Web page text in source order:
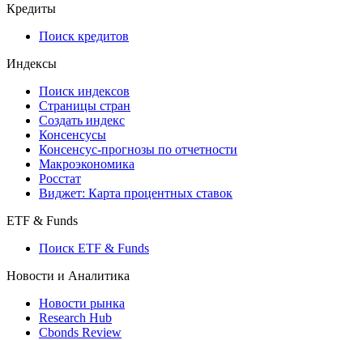
Кредиты
Поиск кредитов
Индексы
Поиск индексов
Страницы стран
Создать индекс
Консенсусы
Консенсус-прогнозы по отчетности
Макроэкономика
Росстат
Виджет: Карта процентных ставок
ETF & Funds
Поиск ETF & Funds
Новости и Аналитика
Новости рынка
Research Hub
Cbonds Review